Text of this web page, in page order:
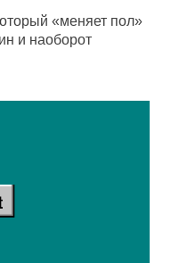
«меняет пол»
и наоборот